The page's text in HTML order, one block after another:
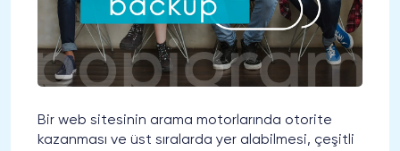
Bir web sitesinin arama motorlarında otorite
kazanması ve üst sıralarda yer alabilmesi, çeşitli